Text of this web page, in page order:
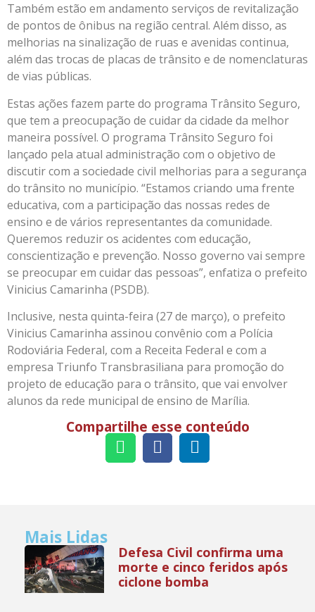
Também estão em andamento serviços de revitalização
de pontos de ônibus na região central. Além disso, as
melhorias na sinalização de ruas e avenidas continua,
além das trocas de placas de trânsito e de nomenclaturas
de vias públicas.
Estas ações fazem parte do programa Trânsito Seguro,
que tem a preocupação de cuidar da cidade da melhor
maneira possível. O programa Trânsito Seguro foi
lançado pela atual administração com o objetivo de
discutir com a sociedade civil melhorias para a segurança
do trânsito no município. “Estamos criando uma frente
educativa, com a participação das nossas redes de
ensino e de vários representantes da comunidade.
Queremos reduzir os acidentes com educação,
conscientização e prevenção. Nosso governo vai sempre
se preocupar em cuidar das pessoas”, enfatiza o prefeito
Vinicius Camarinha (PSDB).
Inclusive, nesta quinta-feira (27 de março), o prefeito
Vinicius Camarinha assinou convênio com a Polícia
Rodoviária Federal, com a Receita Federal e com a
empresa Triunfo Transbrasiliana para promoção do
projeto de educação para o trânsito, que vai envolver
alunos da rede municipal de ensino de Marília.
Compartilhe esse conteúdo
Mais Lidas
Defesa Civil confirma uma
morte e cinco feridos após
ciclone bomba